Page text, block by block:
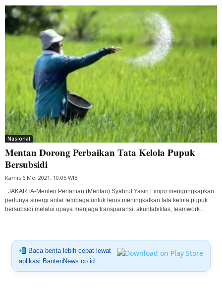
Nasional
Mentan Dorong Perbaikan Tata Kelola Pupuk
Bersubsidi
Kamis 6 Mei 2021, 10:05 WIB
JAKARTA-Menteri Pertanian (Mentan) Syahrul Yasin Limpo mengungkapkan
perlunya sinergi antar lembaga untuk terus meningkatkan tata kelola pupuk
bersubsidi melalui upaya menjaga transparansi, akuntabilitas, teamwork...
Baca berita lebih cepat lewat
aplikasi BantenNews.co.id